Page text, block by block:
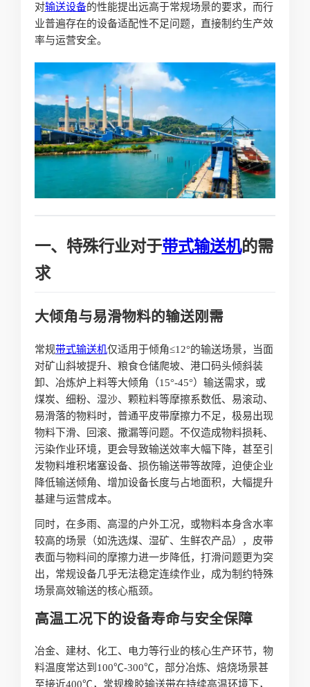
对输送设备的性能提出远高于常规场景的要求，而行
业普遍存在的设备适配性不足问题，直接制约生产效
率与运营安全。
一、特殊行业对于带式输送机的需
求
大倾角与易滑物料的输送刚需
常规带式输送机仅适用于倾角≤12°的输送场景，当面
对矿山斜坡提升、粮食仓储爬坡、港口码头倾斜装
卸、冶炼炉上料等大倾角（15°-45°）输送需求，或
煤炭、细粉、湿沙、颗粒料等摩擦系数低、易滚动、
易滑落的物料时，普通平皮带摩擦力不足，极易出现
物料下滑、回滚、撒漏等问题。不仅造成物料损耗、
污染作业环境，更会导致输送效率大幅下降，甚至引
发物料堆积堵塞设备、损伤输送带等故障，迫使企业
降低输送倾角、增加设备长度与占地面积，大幅提升
基建与运营成本。
同时，在多雨、高湿的户外工况，或物料本身含水率
较高的场景（如洗选煤、湿矿、生鲜农产品），皮带
表面与物料间的摩擦力进一步降低，打滑问题更为突
出，常规设备几乎无法稳定连续作业，成为制约特殊
场景高效输送的核心瓶颈。
高温工况下的设备寿命与安全保障
冶金、建材、化工、电力等行业的核心生产环节，物
料温度常达到100℃-300℃，部分冶炼、焙烧场景甚
至接近400℃，常规橡胶输送带在持续高温环境下，